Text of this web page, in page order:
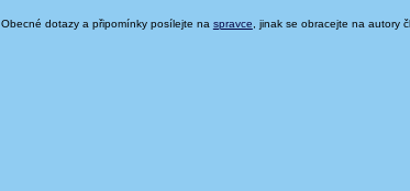
Obecné dotazy a připomínky posílejte na spravce , jinak se obracejte na autory